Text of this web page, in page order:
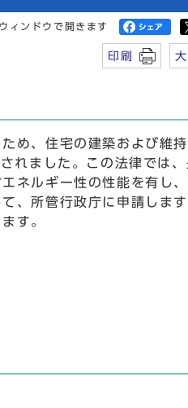
ィンドウで開きます
印刷
め、住宅の建築および維
れました。この法律では
ネルギー性の性能を有し
、所管行政庁に申請しま
す。